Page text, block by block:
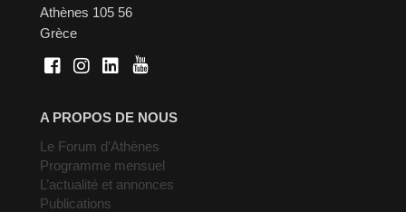
Athènes 105 56
Grèce
A PROPOS DE NOUS
Le Forum d’Athènes
Programme mensuel
L’actualité et annonces
Publications